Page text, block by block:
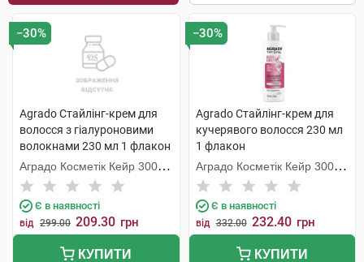
−30%
Agrado Стайлінг-крем для
волосся з гіалуроновими
волокнами 230 мл 1 флакон
Аградо Косметік Кейр 3000
С.Л.У.
Є в наявності
від 299.00 209.30 грн
КУПИТИ
−30%
Agrado Стайлінг-крем для
кучерявого волосся 230 мл
1 флакон
Аградо Косметік Кейр 3000
С.Л.У.
Є в наявності
від 332.00 232.40 грн
КУПИТИ